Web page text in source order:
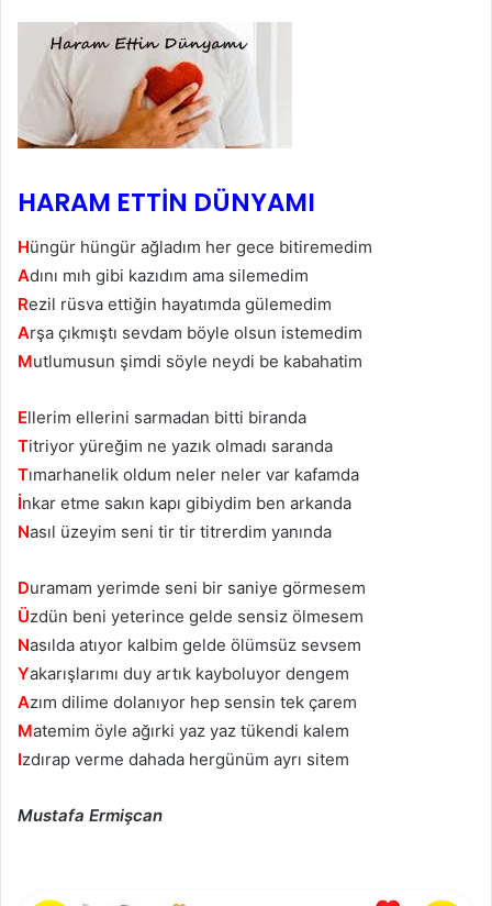
HARAM ETTİN DÜNYAMI
Hüngür hüngür ağladım her gece bitiremedim
Adını mıh gibi kazıdım ama silemedim
Rezil rüsva ettiğin hayatımda gülemedim
Arşa çıkmıştı sevdam böyle olsun istemedim
Mutlumusun şimdi söyle neydi be kabahatim
Ellerim ellerini sarmadan bitti biranda
Titriyor yüreğim ne yazık olmadı saranda
Tımarhanelik oldum neler neler var kafamda
İnkar etme sakın kapı gibiydim ben arkanda
Nasıl üzeyim seni tir tir titrerdim yanında
Duramam yerimde seni bir saniye görmesem
Üzdün beni yeterince gelde sensiz ölmesem
Nasılda atıyor kalbim gelde ölümsüz sevsem
Yakarışlarımı duy artık kayboluyor dengem
Azım dilime dolanıyor hep sensin tek çarem
Matemim öyle ağırki yaz yaz tükendi kalem
Izdırap verme dahada hergünüm ayrı sitem
Mustafa Ermişcan